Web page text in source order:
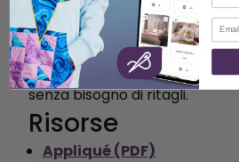
Esportate le forme
taglio per le macchine da
Ottenete sempre pezzi di
senza bisogno di ritagli.
Risorse
Appliqué (PDF)
Email